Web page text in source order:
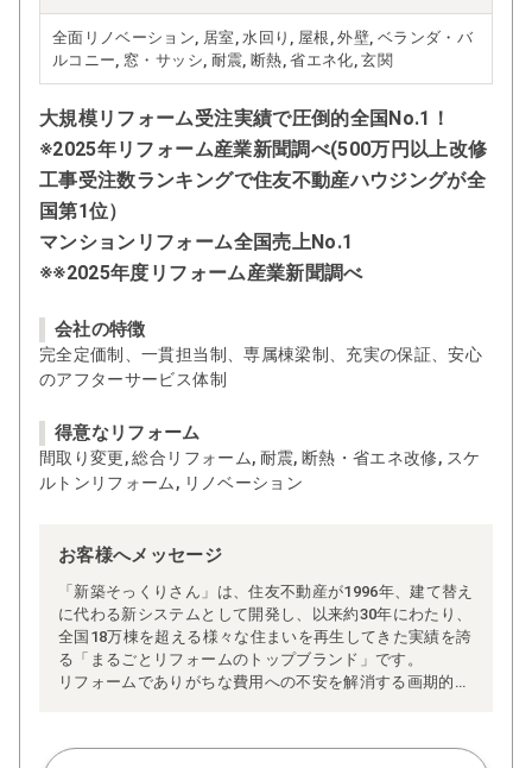
全面リノベーション, 居室, 水回り, 屋根, 外壁, ベランダ・バ
ルコニー, 窓・サッシ, 耐震, 断熱, 省エネ化, 玄関
大規模リフォーム受注実績で圧倒的全国No.1！
※2025年リフォーム産業新聞調べ(500万円以上改修
工事受注数ランキングで住友不動産ハウジングが全
国第1位）
マンションリフォーム全国売上No.1
※※2025年度リフォーム産業新聞調べ
会社の特徴
完全定価制、一貫担当制、専属棟梁制、充実の保証、安心
のアフターサービス体制
得意なリフォーム
間取り変更, 総合リフォーム, 耐震, 断熱・省エネ改修, スケ
ルトンリフォーム, リノベーション
お客様へメッセージ
「新築そっくりさん」は、住友不動産が1996年、建て替え
に代わる新システムとして開発し、以来約30年にわたり、
全国18万棟を超える様々な住まいを再生してきた実績を誇
る「まるごとリフォームのトップブランド」です。
リフォームでありがちな費用への不安を解消する画期的な
ム」、経験豊かなセールスエンジニアによる「一貫担当